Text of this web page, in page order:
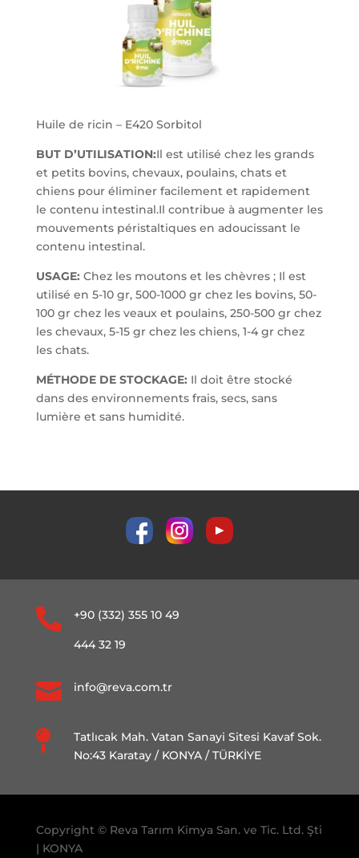
Huile de ricin – E420 Sorbitol
BUT D’UTILISATION:Il est utilisé chez les grands
et petits bovins, chevaux, poulains, chats et
chiens pour éliminer facilement et rapidement
le contenu intestinal.Il contribue à augmenter les
mouvements péristaltiques en adoucissant le
contenu intestinal.
USAGE: Chez les moutons et les chèvres ; Il est
utilisé en 5-10 gr, 500-1000 gr chez les bovins, 50-
100 gr chez les veaux et poulains, 250-500 gr chez
les chevaux, 5-15 gr chez les chiens, 1-4 gr chez
les chats.
MÉTHODE DE STOCKAGE: Il doit être stocké
dans des environnements frais, secs, sans
lumière et sans humidité.
 +90 (332) 355 10 49
444 32 19
 info@reva.com.tr

Tatlıcak Mah. Vatan Sanayi Sitesi Kavaf Sok.
No:43 Karatay / KONYA / TÜRKİYE
Copyright © Reva Tarım Kimya San. ve Tic. Ltd. Şti
| KONYA